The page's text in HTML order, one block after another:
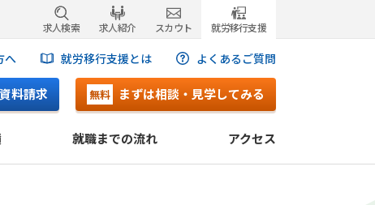
求人検索 求人紹介 スカウト 就労移行支援
へ 就労移行支援とは よくあるご質問
資料請求 無料 まずは相談・見学してみる
就職までの流れ アクセス